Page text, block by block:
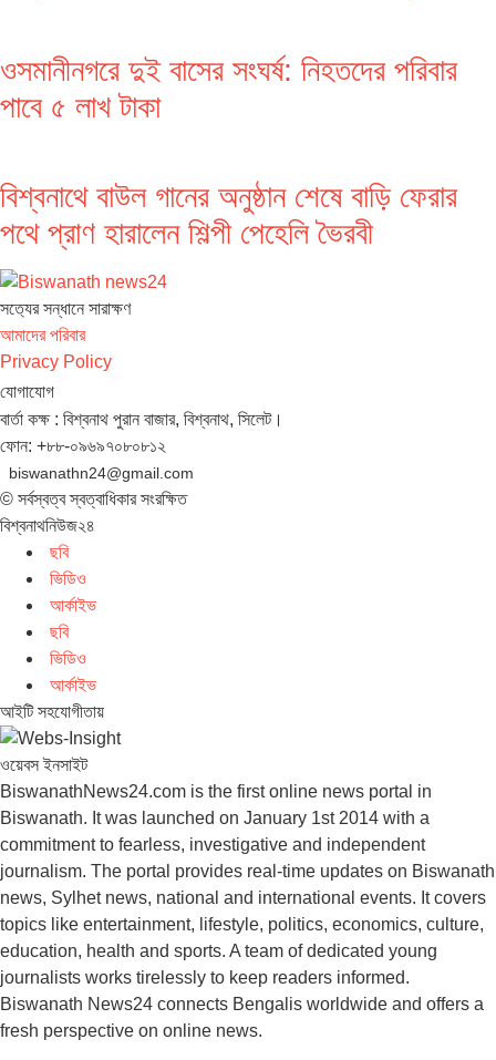
ওসমানীনগরে দুই বাসের সংঘর্ষ: নিহতদের পরিবার
পাবে ৫ লাখ টাকা
বিশ্বনাথে বাউল গানের অনুষ্ঠান শেষে বাড়ি ফেরার
পথে প্রাণ হারালেন শিল্পী পেহেলি ভৈরবী
সত‌্যের সন্ধানে সারাক্ষণ
আমাদের পরিবার
Privacy Policy
যোগাযোগ
বার্তা কক্ষ : বিশ্বনাথ পুরান বাজার, বিশ্বনাথ, সিলেট।
ফোন: +৮৮-০৯৬৯৭০৮০৮১২
biswanathn24@gmail.com
© সর্বস্বত্ব স্বত্বাধিকার সংরক্ষিত
বিশ্বনাথনিউজ২৪
ছবি
ভিডিও
আর্কাইভ
ছবি
ভিডিও
আর্কাইভ
আইটি সহযোগীতায়
ওয়েবস ইনসাইট
BiswanathNews24.com is the first online news portal in
Biswanath. It was launched on January 1st 2014 with a
commitment to fearless, investigative and independent
journalism. The portal provides real-time updates on Biswanath
news, Sylhet news, national and international events. It covers
topics like entertainment, lifestyle, politics, economics, culture,
education, health and sports. A team of dedicated young
journalists works tirelessly to keep readers informed.
Biswanath News24 connects Bengalis worldwide and offers a
fresh perspective on online news.